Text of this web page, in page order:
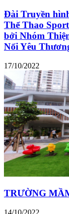
Đài Truyền
Thể Thao
bởi Nhóm
Nối Yêu
17/10/2022
TRƯỜNG
14/10/2022